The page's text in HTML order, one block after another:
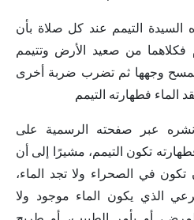
السيدة التيمم عند كل صلاة بأن
من صعيد الأرض وتتيمم
وجهها ثم تضرب ضربة أخرى
الماء فطهارته التيمم
عبر صفحته الرسمية على
تكون التيمم، مشيرًا إلى أن
في الصحراء ولا تجد الماء،
الذي يكون الماء موجود ولا